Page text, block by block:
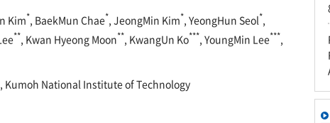
Kim* , BaekMun Chae* , JeongMin Kim* , YeongHun Seol*
** , Kwan Hyeong Moon** , KwangUn Ko*** , YoungMin Lee***
National Institute of Technology